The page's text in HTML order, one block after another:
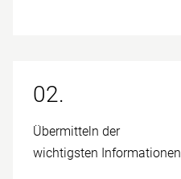
02.
Übermitteln der
wichtigsten Informationen